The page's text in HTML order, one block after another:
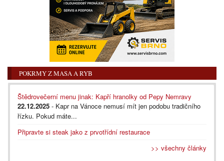
POKRMY Z MASA A RYB
Štědrovečerní menu jinak: Kapří hranolky od Pepy Nemravy
22.12.2025 - Kapr na Vánoce nemusí mít jen podobu tradičního
řízku. Pokud máte...
Připravte si steak jako z prvotřídní restaurace
>> všechny články